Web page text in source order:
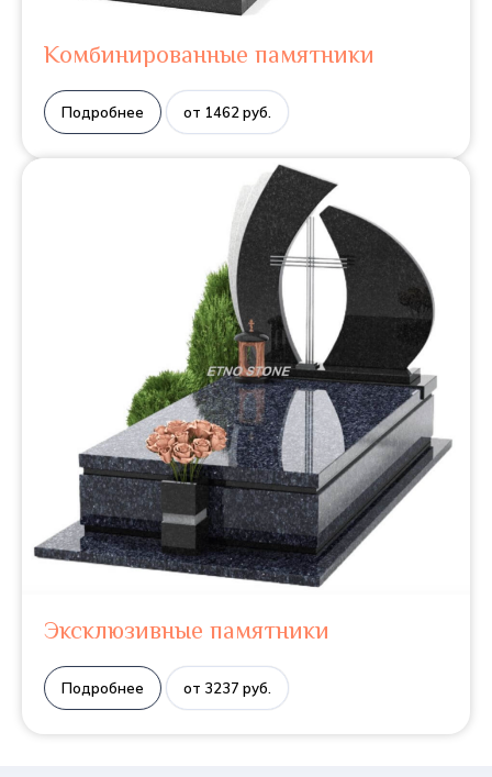
Комбинированные памятники
Подробнее от 1462 руб.
Эксклюзивные памятники
Подробнее от 3237 руб.